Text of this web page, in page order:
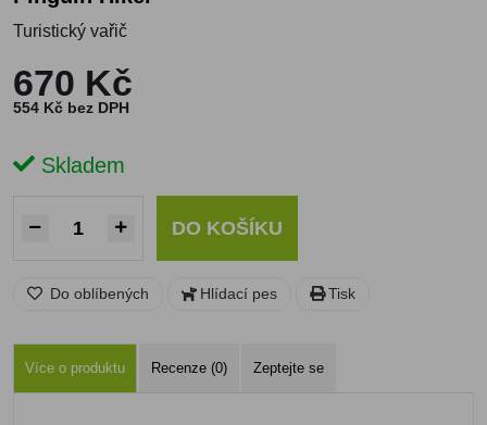
Turistický vařič
670 Kč
554 Kč bez DPH
Skladem
DO KOŠÍKU
Do oblíbených Hlídací pes Tisk
Více o produktu Recenze (0) Zeptejte se